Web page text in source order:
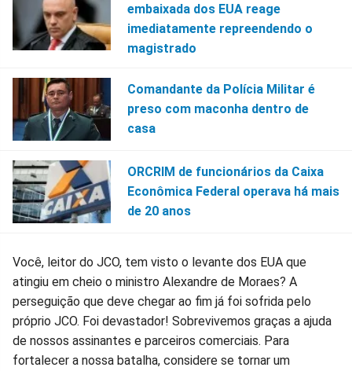
embaixada dos EUA reage
imediatamente repreendendo o
magistrado
Comandante da Polícia Militar é
preso com maconha dentro de
casa
ORCRIM de funcionários da Caixa
Econômica Federal operava há mais
de 20 anos
Você, leitor do JCO, tem visto o levante dos EUA que
atingiu em cheio o ministro Alexandre de Moraes? A
perseguição que deve chegar ao fim já foi sofrida pelo
próprio JCO. Foi devastador! Sobrevivemos graças a ajuda
de nossos assinantes e parceiros comerciais. Para
fortalecer a nossa batalha, considere se tornar um